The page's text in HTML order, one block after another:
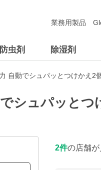
防虫剤 除湿剤
業務用製品
自動でシュパッとつけかえ2
シュパッと
2件の店舗